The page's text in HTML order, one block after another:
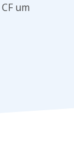
um